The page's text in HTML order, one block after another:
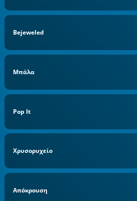
Bejeweled
Μπάλα
Pop It
Χρυσορυχείο
Απόκρουση